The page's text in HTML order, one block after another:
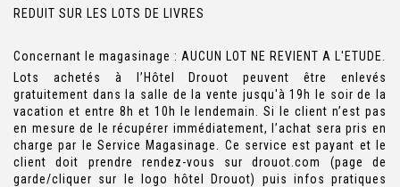
REDUIT SUR LES LOTS DE LIVRES
Concernant le magasinage : AUCUN LOT NE REVIENT A L'ETUDE.
Lots achetés à l’Hôtel Drouot peuvent être enlevés
gratuitement dans la salle de la vente jusqu'à 19h le soir de la
vacation et entre 8h et 10h le lendemain. Si le client n’est pas
en mesure de le récupérer immédiatement, l’achat sera pris en
charge par le Service Magasinage. Ce service est payant et le
client doit prendre rendez-vous sur drouot.com (page de
garde/cliquer sur le logo hôtel Drouot) puis infos pratiques